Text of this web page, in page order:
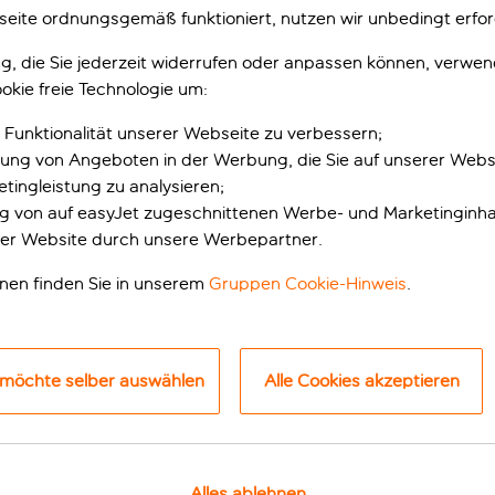
Wandern auf
Wenn du die typischen Urlaubsorte links liegen lässt,
Im Norden Teneriffas gibt es Bananenplantagen und
gibt es den Nationalpark Timanfaya und ein paar tolle
Sanddünen und berühmte Restaurants zu bieten. Hier gibt
die Kanarischen
ordnungsgemäß funktioniert, nutzen wir unbedingt
die Sie jederzeit widerrufen oder anpassen können,
freie Technologie um:
unserer Webseite zu verbessern;
von Angeboten in der Werbung, die Sie auf unserer
zu analysieren;
von auf easyJet zugeschnittenen Werbe- und
Website durch unsere Werbepartner.
finden Sie in unserem Gruppen Cookie-Hinweis.
selber auswählen Alle Cookies akzeptieren